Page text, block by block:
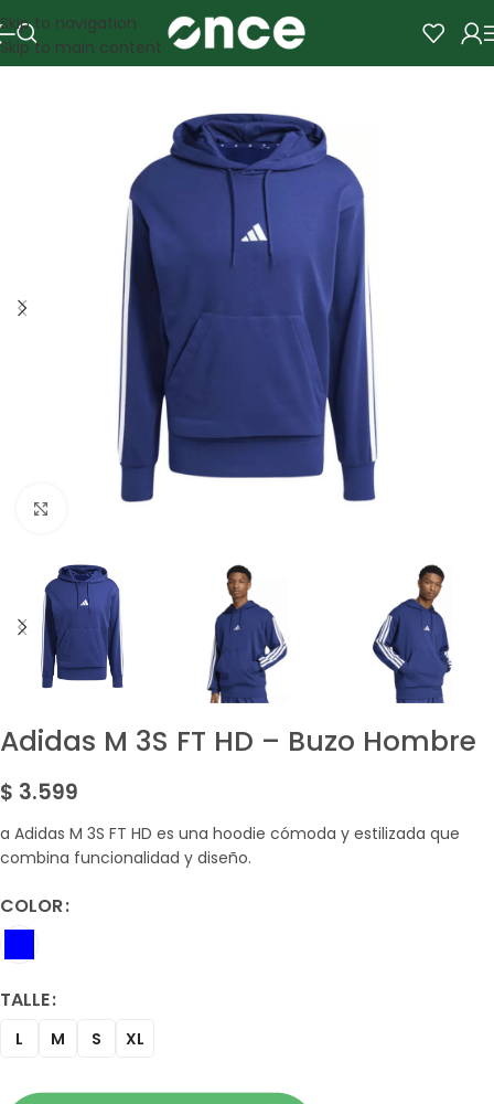
Skip to navigation
Skip to main content
Amplía la Imagen
Adidas M 3S FT HD – Buzo Hombre
$ 3.599
a Adidas M 3S FT HD es una hoodie cómoda y estilizada que
combina funcionalidad y diseño.
COLOR
TALLE
L M S XL